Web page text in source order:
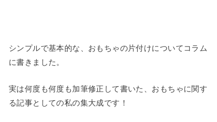
シンプルで基本的な、おもちゃの片付けについてコラム
に書きました。
実は何度も何度も加筆修正して書いた、おもちゃに関す
る記事としての私の集大成です！